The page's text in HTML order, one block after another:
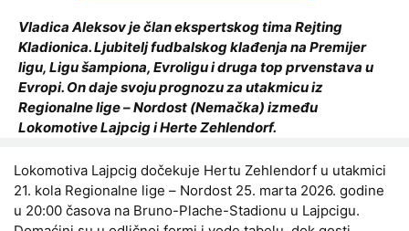
Vladica Aleksov je član ekspertskog tima Rejting
Kladionica. Ljubitelj fudbalskog klađenja na Premijer
ligu, Ligu šampiona, Evroligu i druga top prvenstava u
Evropi. On daje svoju prognozu za utakmicu iz
Regionalne lige – Nordost (Nemačka) između
Lokomotive Lajpcig i Herte Zehlendorf.
Lokomotiva Lajpcig dočekuje Hertu Zehlendorf u utakmici
21. kola Regionalne lige – Nordost 25. marta 2026. godine
u 20:00 časova na Bruno-Plache-Stadionu u Lajpcigu.